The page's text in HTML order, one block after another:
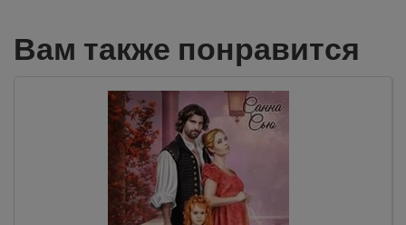
Вам также понравится